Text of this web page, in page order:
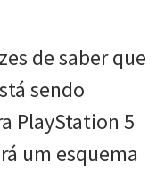
de saber que
sendo
PlayStation 5
um esquema